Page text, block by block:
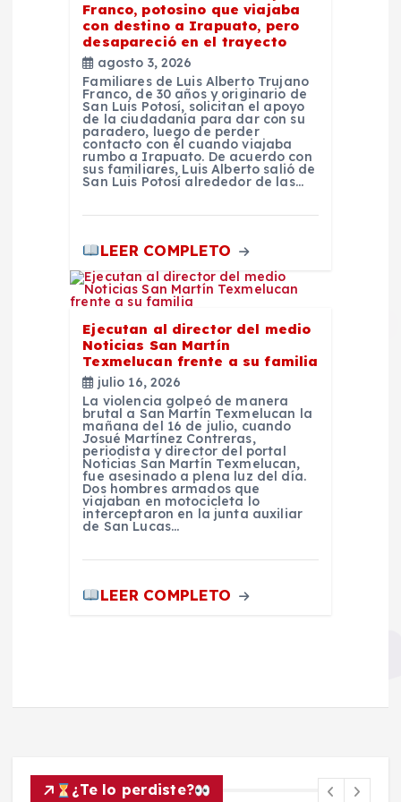
Franco, potosino que viajaba
con destino a Irapuato, pero
desapareció en el trayecto
agosto 3, 2026
Familiares de Luis Alberto Trujano
Franco, de 30 años y originario de
San Luis Potosí, solicitan el apoyo
de la ciudadanía para dar con su
paradero, luego de perder
contacto con él cuando viajaba
rumbo a Irapuato. De acuerdo con
sus familiares, Luis Alberto salió de
San Luis Potosí alrededor de las…
LEER COMPLETO
Ejecutan al director del medio
Noticias San Martín
Texmelucan frente a su familia
julio 16, 2026
La violencia golpeó de manera
brutal a San Martín Texmelucan la
mañana del 16 de julio, cuando
Josué Martínez Contreras,
periodista y director del portal
Noticias San Martín Texmelucan,
fue asesinado a plena luz del día.
Dos hombres armados que
viajaban en motocicleta lo
interceptaron en la junta auxiliar
de San Lucas…
LEER COMPLETO
¿Te lo perdiste?